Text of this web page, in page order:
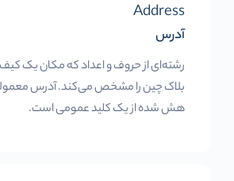
Address
آدرس
رشته‌ای از حروف و اعداد که مکان یک
بلاک چین را مشخص می‌کند. آدرس
هش شده از یک کلید عمومی است.